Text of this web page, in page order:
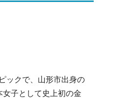
ックで、山形市出身の
子として史上初の金